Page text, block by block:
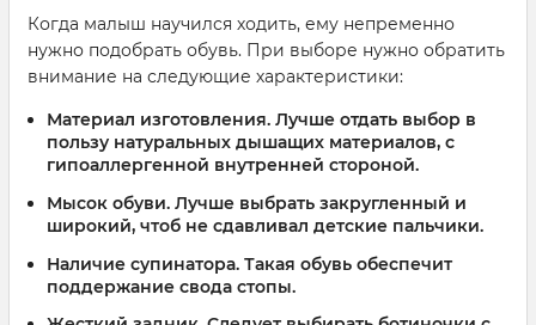
Когда малыш научился ходить, ему непременно
нужно подобрать обувь. При выборе нужно обратить
внимание на следующие характеристики:
Материал изготовления. Лучше отдать выбор в
пользу натуральных дышащих материалов, с
гипоаллергенной внутренней стороной.
Мысок обуви. Лучше выбрать закругленный и
широкий, чтоб не сдавливал детские пальчики.
Наличие супинатора. Такая обувь обеспечит
поддержание свода стопы.